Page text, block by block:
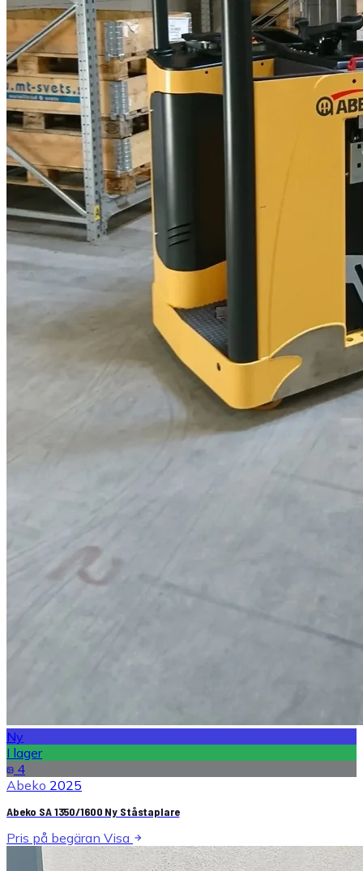
Ny
I lager
4
Abeko 2025
Abeko SA 1350/1600 Ny Ståstaplare
Pris på begäran Visa